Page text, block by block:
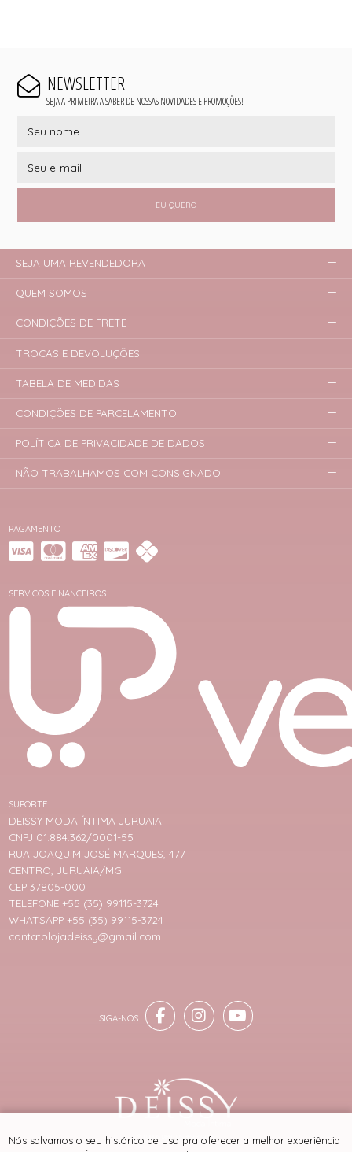
NEWSLETTER
SEJA A PRIMEIRA A SABER DE NOSSAS NOVIDADES E PROMOÇÕES!
EU QUERO
PAGAMENTO
SERVIÇOS FINANCEIROS
SUPORTE
DEISSY MODA ÍNTIMA JURUAIA
CNPJ 01.884.362/0001-55
RUA JOAQUIM JOSÉ MARQUES, 477
CENTRO, JURUAIA/MG
CEP 37805-000
TELEFONE +55 (35) 99115-3724
WHATSAPP +55 (35) 99115-3724
contatolojadeissy@gmail.com
SEJA UMA REVENDEDORA
QUEM SOMOS
CONDIÇÕES DE FRETE
TROCAS E DEVOLUÇÕES
TABELA DE MEDIDAS
CONDIÇÕES DE PARCELAMENTO
POLÍTICA DE PRIVACIDADE DE DADOS
NÃO TRABALHAMOS COM CONSIGNADO
® TODOS DIREITOS RESERVADOS
Nós salvamos o seu histórico de uso pra oferecer a melhor experiência